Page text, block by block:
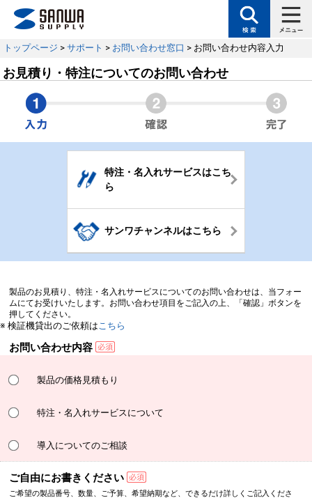
トップページ > サポート > お問い合わせ窓口 > お問い合わせ内容入力
お見積り・特注についてのお問い合わせ
特注・名入れサービスはこち
ら
サンワチャンネルはこちら
製品のお見積り、特注・名入れサービスについてのお問い合わせは、当フォー
ムにてお受けいたします。お問い合わせ項目をご記入の上、「確認」ボタンを
押してください。
※ 検証機貸出のご依頼は こちら
お問い合わせ内容
製品の価格見積もり
特注・名入れサービスについて
導入についてのご相談
ご自由にお書きください
ご希望の製品番号、数量、 ご予算、希望納期など、できるだけ詳しく ご記入くださ